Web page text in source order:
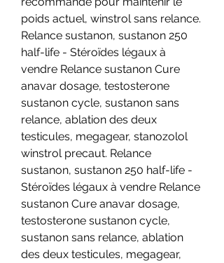
poids actuel, winstrol sans relance.
Relance sustanon, sustanon 250
half-life - Stéroïdes légaux à
vendre Relance sustanon Cure
anavar dosage, testosterone
sustanon cycle, sustanon sans
relance, ablation des deux
testicules, megagear, stanozolol
winstrol precaut. Relance
sustanon, sustanon 250 half-life -
Stéroïdes légaux à vendre Relance
sustanon Cure anavar dosage,
testosterone sustanon cycle,
sustanon sans relance, ablation
des deux testicules, megagear,